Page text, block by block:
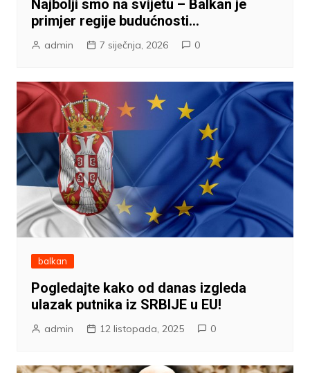
Najbolji smo na svijetu – Balkan je
primjer regije budućnosti…
admin 7 siječnja, 2026 0
balkan
Pogledajte kako od danas izgleda
ulazak putnika iz SRBIJE u EU!
admin 12 listopada, 2025 0